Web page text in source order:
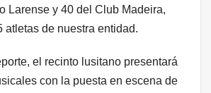
Larense y 40 del Club Madeira,
atletas de nuestra entidad.
el recinto lusitano presentará
con la puesta en escena de